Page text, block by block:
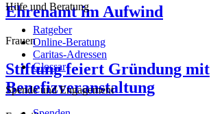
Ehrenamt im Aufwind
Frauen
Stiftung feiert Gründung mit
Benefizveranstaltung
Hilfe und Beratung
Ratgeber
Online-Beratung
Caritas-Adressen
Glossar
Spende und Engagement